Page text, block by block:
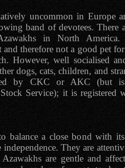
uncommon in Europe
band of devotees. There
in North
and therefore not a good pet
However, well socialised
dogs, cats, children, and
by CKC or AKC (but is
Service); it is
balance a close bond with
independence. They are
are gentle and